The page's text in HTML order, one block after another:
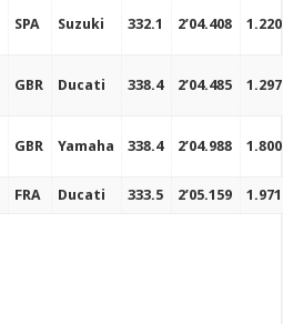
SPA Suzuki 332.1 2’04.408
GBR Ducati 338.4 2’04.485
GBR Yamaha 338.4 2’04.988
FRA Ducati 333.5 2’05.159